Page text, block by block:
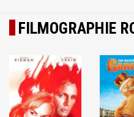
FILMOGRAPHIE